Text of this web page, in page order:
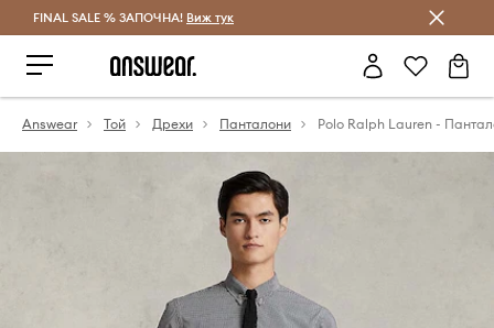
Спестявай с Answear Club
FINAL SALE % ЗАПОЧНА! Виж тук
Answear Той Дрехи Панталони